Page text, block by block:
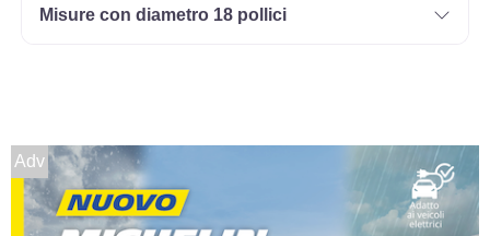
Foro centrale: 60.1mm
Foro centrale: 54.1mm
Disponibile
Misure con diametro 18 pollici
Adv